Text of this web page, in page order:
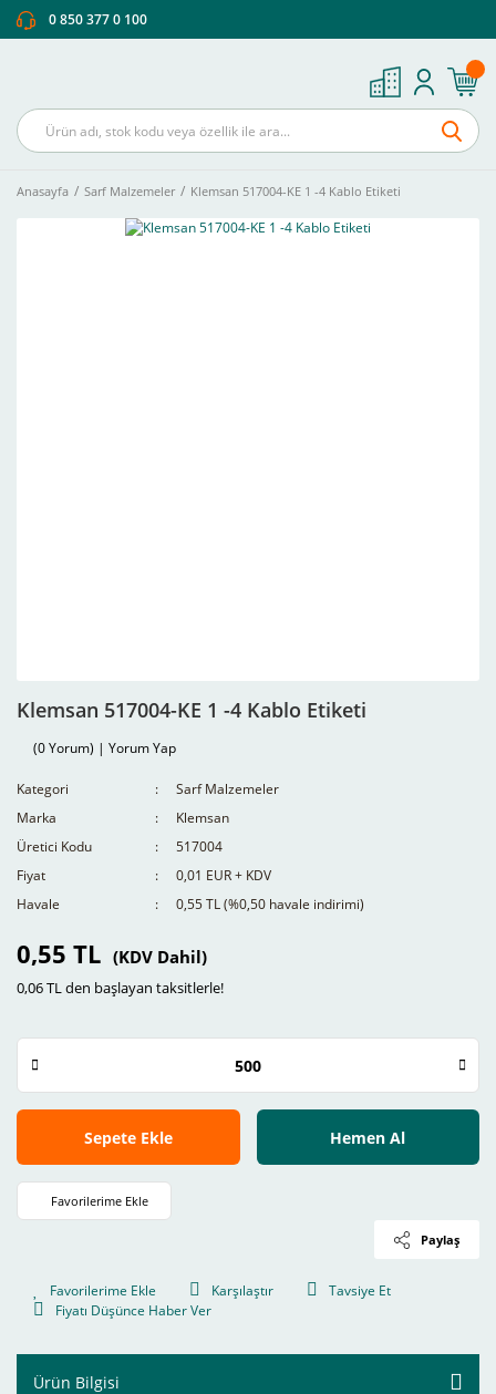
0 850 377 0 100
Anasayfa Sarf Malzemeler Klemsan 517004-KE 1 -4 Kablo Etiketi
Klemsan 517004-KE 1 -4 Kablo Etiketi
(0 Yorum) | Yorum Yap
Kategori
Sarf Malzemeler
Marka
Klemsan
Üretici Kodu
517004
Fiyat
0,01 EUR + KDV
Havale
0,55 TL (%0,50 havale indirimi)
0,55 TL (KDV Dahil)
0,06 TL den başlayan taksitlerle!
Sepete Ekle Hemen Al
Paylaş
Karşılaştır
Tavsiye Et
Fiyatı Düşünce Haber Ver
Ürün Bilgisi